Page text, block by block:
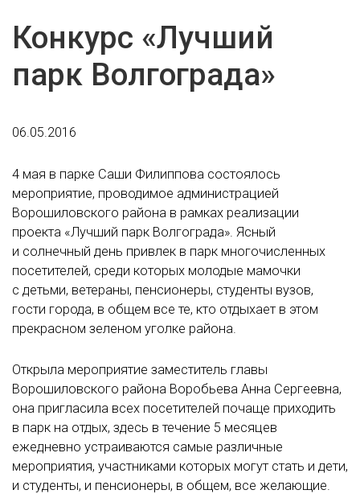
Конкурс «Лучший
парк Волгограда»
06.05.2016
4 мая в парке Саши Филиппова состоялось
мероприятие, проводимое администрацией
Ворошиловского района в рамках реализации
проекта «Лучший парк Волгограда». Ясный
и солнечный день привлек в парк многочисленных
посетителей, среди которых молодые мамочки
с детьми, ветераны, пенсионеры, студенты вузов,
гости города, в общем все те, кто отдыхает в этом
прекрасном зеленом уголке района.
Открыла мероприятие заместитель главы
Ворошиловского района Воробьева Анна Сергеевна,
она пригласила всех посетителей почаще приходить
в парк на отдых, здесь в течение 5 месяцев
ежедневно устраиваются самые различные
мероприятия, участниками которых могут стать и дети,
и студенты, и пенсионеры, в общем, все желающие.